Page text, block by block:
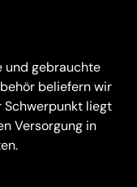
und gebrauchte
beliefern wir
Schwerpunkt liegt
Versorgung in